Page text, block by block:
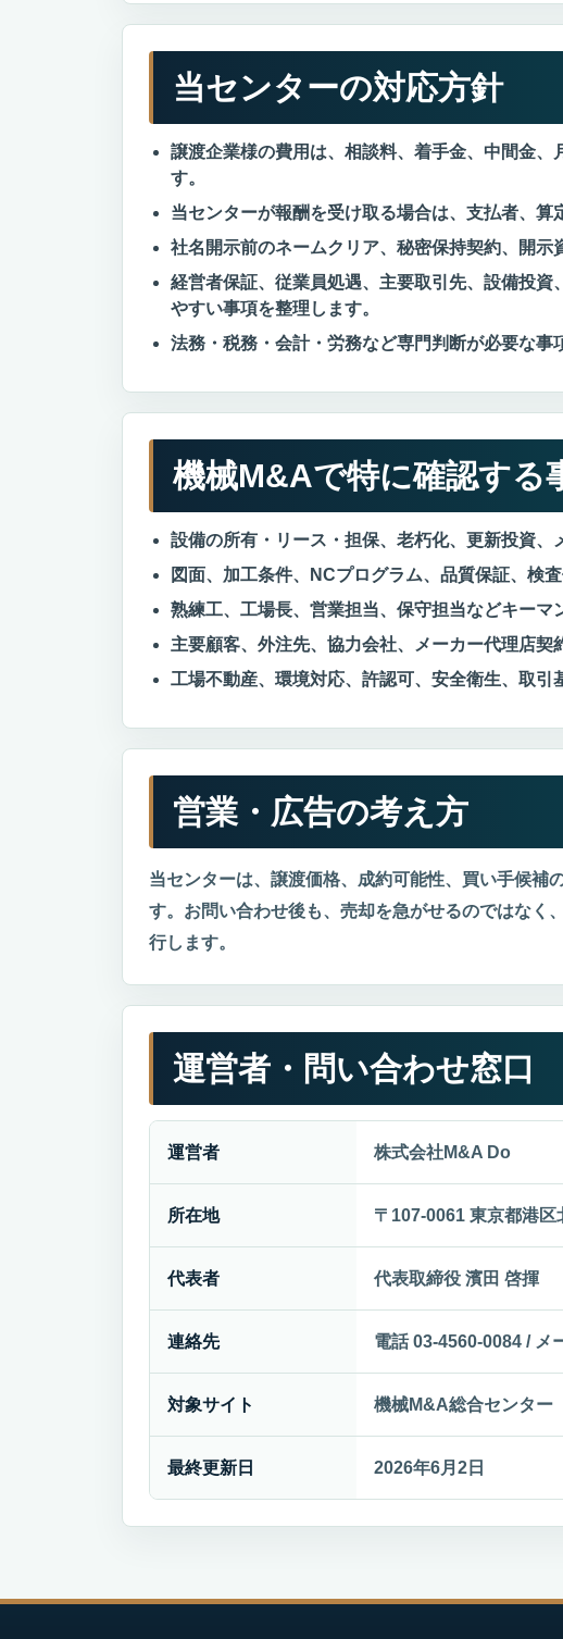
当センターの対応方針
譲渡企業様の費用は、相談料、着手金、中間金
す。
当センターが報酬を受け取る場合は、支払者、算
社名開示前のネームクリア、秘密保持契約、開示
経営者保証、従業員処遇、主要取引先、設備投
やすい事項を整理します。
法務・税務・会計・労務など専門判断が必要な事
機械M&Aで特に確認する
設備の所有・リース・担保、老朽化、更新投資、
図面、加工条件、NCプログラム、品質保証、検
熟練工、工場長、営業担当、保守担当などキーマ
主要顧客、外注先、協力会社、メーカー代理店契
工場不動産、環境対応、許認可、安全衛生、取引
営業・広告の考え方
当センターは、譲渡価格、成約可能性、買い手候補
す。お問い合わせ後も、売却を急がせるのではなく
行します。
運営者・問い合わせ窓口
運営者 株式会社M&A Do
所在地 〒107-0061 東京都港
代表者 代表取締役 濱田 啓揮
連絡先 電話 03-4560-0084 /
対象サイト 機械M&A総合センター
最終更新日 2026年6月2日